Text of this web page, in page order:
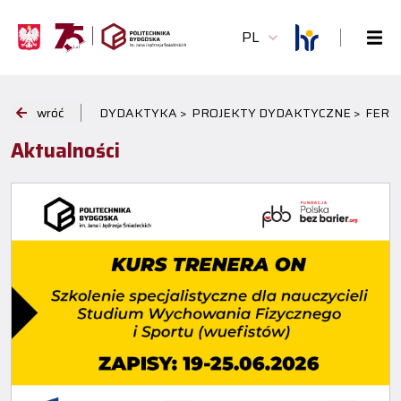
PL
wróć DYDAKTYKA > PROJEKTY DYDAKTYCZNE >
Aktualności